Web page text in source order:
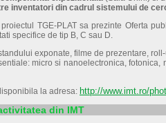
inventatori din cadrul sistemului de
TGE-PLAT sa prezinte Oferta
specifice de tip B, C sau D.
exponate, filme de prezentare,
micro si nanoelectronica,
la adresa: http://www.imt.ro/
din IMT